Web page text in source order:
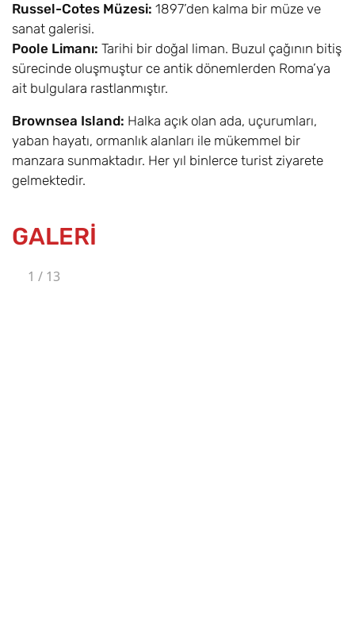
Russel-Cotes Müzesi: 1897’den kalma bir müze ve
sanat galerisi.
Poole Limanı: Tarihi bir doğal liman. Buzul çağının bitiş
sürecinde oluşmuştur ce antik dönemlerden Roma’ya
ait bulgulara rastlanmıştır.
Brownsea Island: Halka açık olan ada, uçurumları,
yaban hayatı, ormanlık alanları ile mükemmel bir
manzara sunmaktadır. Her yıl binlerce turist ziyarete
gelmektedir.
GALERİ
1 / 13